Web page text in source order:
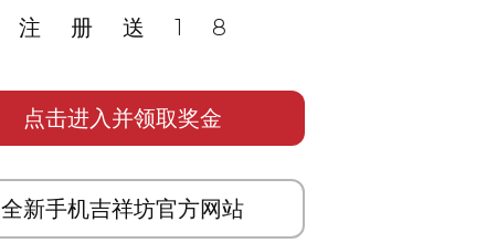
注册送18
点击进入并领取奖金
全新手机吉祥坊官方网站